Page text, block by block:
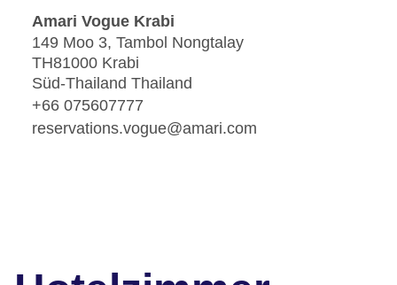
Amari Vogue Krabi
149 Moo 3, Tambol Nongtalay
TH81000 Krabi
Süd-Thailand Thailand
+66 075607777
reservations.vogue@amari.com